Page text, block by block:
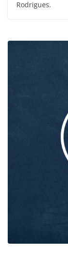
Rodrigues.